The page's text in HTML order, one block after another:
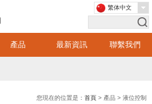
產品 最新資訊 聯繫我們
繁体中文
您現在的位置是：首頁 > 產品 > 液位控制